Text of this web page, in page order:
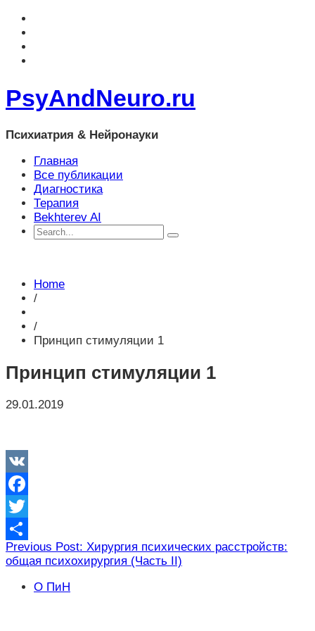
PsyAndNeuro.ru
Психиатрия & Нейронауки
Главная
Все публикации
Диагностика
Терапия
Bekhterev AI
Home
/
/
Принцип стимуляции 1
Принцип стимуляции 1
29.01.2019
VK
Facebook
Twitter
Отправить
Навигация
по
записям
Previous Post: Хирургия психических расстройств:
общая психохирургия (Часть II)
О ПиН